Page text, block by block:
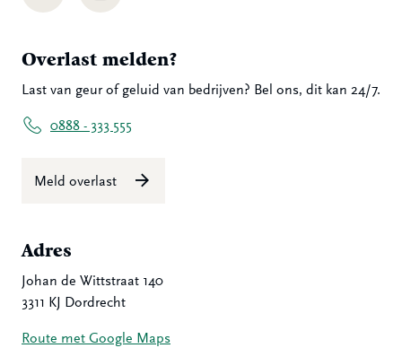
Overlast melden?
Last van geur of geluid van bedrijven? Bel ons, dit kan 24/7.
0888 - 333 555
Meld overlast
Adres
Johan de Wittstraat 140
3311 KJ Dordrecht
Route met Google Maps